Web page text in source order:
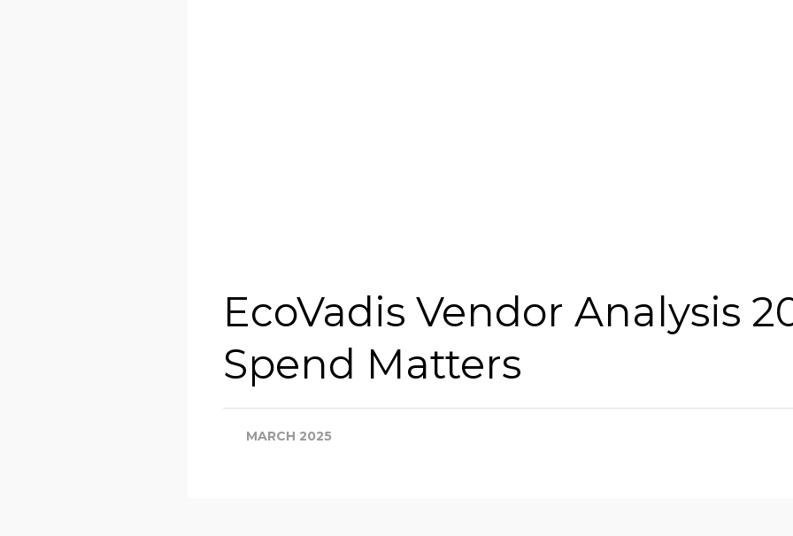
EcoVadis Vendor Analysis
Spend Matters
MARCH 2025